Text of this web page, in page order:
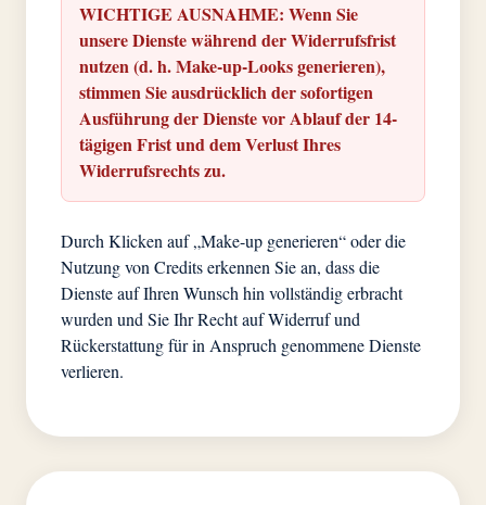
WICHTIGE AUSNAHME: Wenn Sie
unsere Dienste während der Widerrufsfrist
nutzen (d. h. Make-up-Looks generieren),
stimmen Sie ausdrücklich der sofortigen
Ausführung der Dienste vor Ablauf der 14-
tägigen Frist und dem Verlust Ihres
Widerrufsrechts zu.
Durch Klicken auf „Make-up generieren“ oder die
Nutzung von Credits erkennen Sie an, dass die
Dienste auf Ihren Wunsch hin vollständig erbracht
wurden und Sie Ihr Recht auf Widerruf und
Rückerstattung für in Anspruch genommene Dienste
verlieren.